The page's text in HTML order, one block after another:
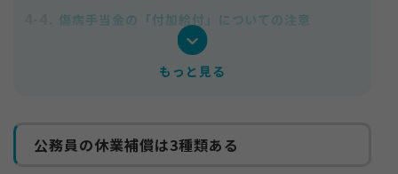
傷病手当金の「付加給付」についての注意
退職後ももらえる？「傷病手当金の継続給付」
6.よくある質問（Q&A）
もっと見る
公務員の休業補償は3種類ある